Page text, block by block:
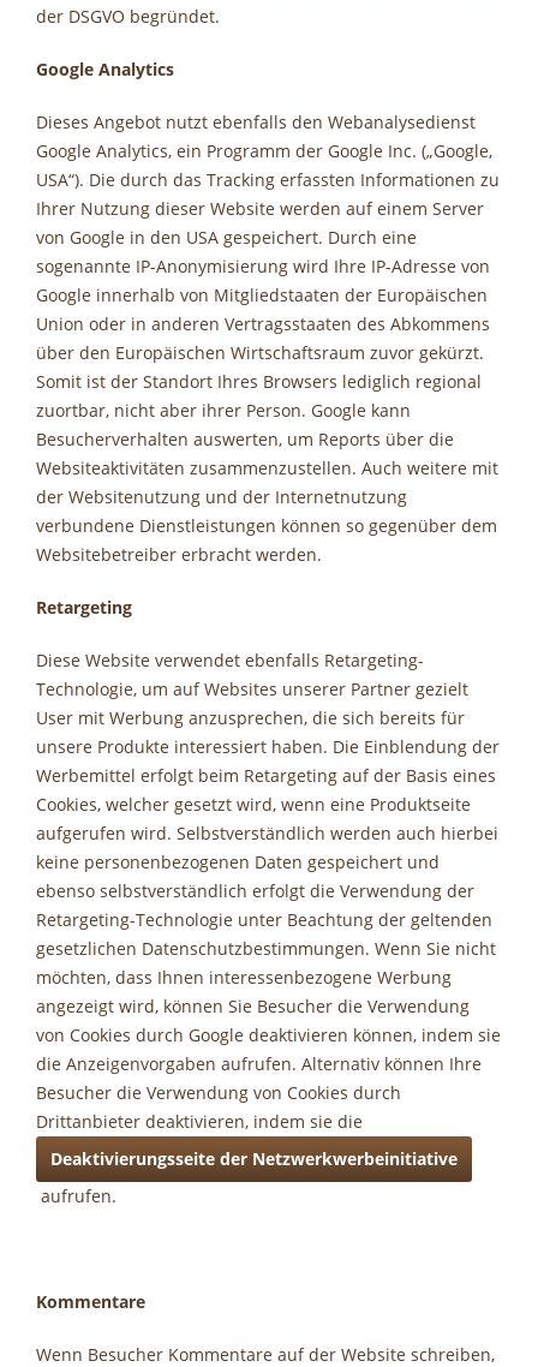
der DSGVO begründet.
Google Analytics
Dieses Angebot nutzt ebenfalls den Webanalysedienst
Google Analytics, ein Programm der Google Inc. („Google,
USA“). Die durch das Tracking erfassten Informationen zu
Ihrer Nutzung dieser Website werden auf einem Server
von Google in den USA gespeichert. Durch eine
sogenannte IP-Anonymisierung wird Ihre IP-Adresse von
Google innerhalb von Mitgliedstaaten der Europäischen
Union oder in anderen Vertragsstaaten des Abkommens
über den Europäischen Wirtschaftsraum zuvor gekürzt.
Somit ist der Standort Ihres Browsers lediglich regional
zuortbar, nicht aber ihrer Person. Google kann
Besucherverhalten auswerten, um Reports über die
Websiteaktivitäten zusammenzustellen. Auch weitere mit
der Websitenutzung und der Internetnutzung
verbundene Dienstleistungen können so gegenüber dem
Websitebetreiber erbracht werden.
Retargeting
Diese Website verwendet ebenfalls Retargeting-
Technologie, um auf Websites unserer Partner gezielt
User mit Werbung anzusprechen, die sich bereits für
unsere Produkte interessiert haben. Die Einblendung der
Werbemittel erfolgt beim Retargeting auf der Basis eines
Cookies, welcher gesetzt wird, wenn eine Produktseite
aufgerufen wird. Selbstverständlich werden auch hierbei
keine personenbezogenen Daten gespeichert und
ebenso selbstverständlich erfolgt die Verwendung der
Retargeting-Technologie unter Beachtung der geltenden
gesetzlichen Datenschutzbestimmungen. Wenn Sie nicht
möchten, dass Ihnen interessenbezogene Werbung
angezeigt wird, können Sie Besucher die Verwendung
von Cookies durch Google deaktivieren können, indem sie
die Anzeigenvorgaben aufrufen. Alternativ können Ihre
Besucher die Verwendung von Cookies durch
Drittanbieter deaktivieren, indem sie die
Deaktivierungsseite der Netzwerkwerbeinitiative
aufrufen.
Kommentare
Wenn Besucher Kommentare auf der Website schreiben,